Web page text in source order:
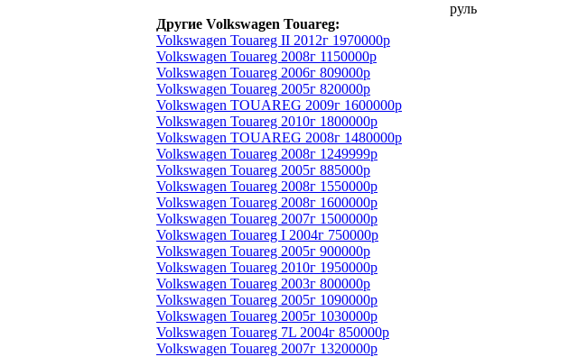
Другие Volkswagen Touareg:
Volkswagen Touareg II 2012г 1970000р
Volkswagen Touareg 2008г 1150000р
Volkswagen Touareg 2006г 809000р
Volkswagen Touareg 2005г 820000р
Volkswagen TOUAREG 2009г 1600000р
Volkswagen Touareg 2010г 1800000р
Volkswagen TOUAREG 2008г 1480000р
Volkswagen Touareg 2008г 1249999р
Volkswagen Touareg 2005г 885000р
Volkswagen Touareg 2008г 1550000р
Volkswagen Touareg 2008г 1600000р
Volkswagen Touareg 2007г 1500000р
Volkswagen Touareg I 2004г 750000р
Volkswagen Touareg 2005г 900000р
Volkswagen Touareg 2010г 1950000р
Volkswagen Touareg 2003г 800000р
Volkswagen Touareg 2005г 1090000р
Volkswagen Touareg 2005г 1030000р
Volkswagen Touareg 7L 2004г 850000р
Volkswagen Touareg 2007г 1320000р
руль